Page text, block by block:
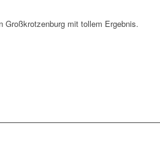
Großkrotzenburg mit tollem Ergebnis.